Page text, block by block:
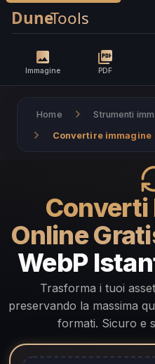
Immagine PDF
Home Strumenti
Convertire immagine
Converti
Online
WebP
Trasforma i tuoi
preservando la massima
formati. Sicuro e